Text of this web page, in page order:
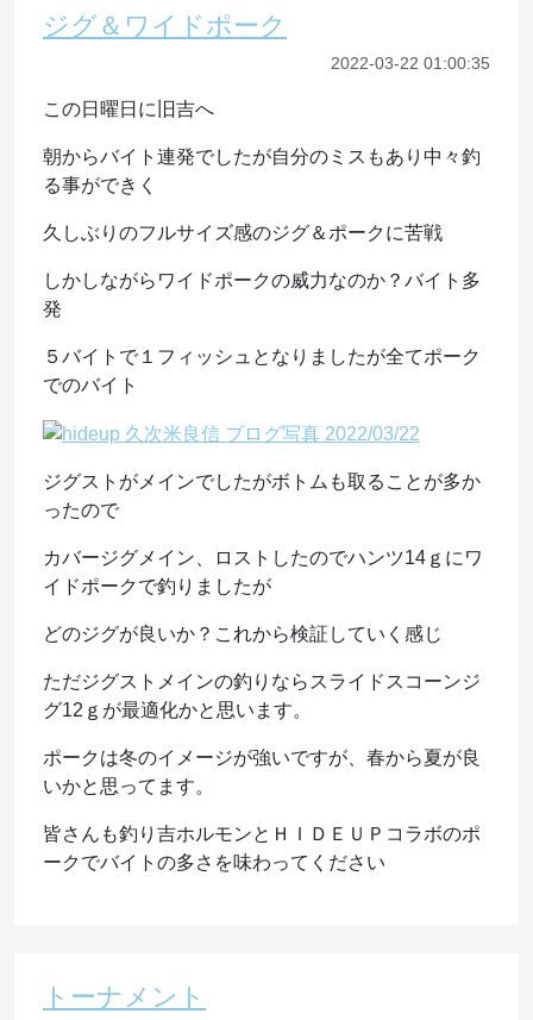
ジグ＆ワイドポーク
2022-03-22 01:00:35
この日曜日に旧吉へ
朝からバイト連発でしたが自分のミスもあり中々釣
る事ができく
久しぶりのフルサイズ感のジグ＆ポークに苦戦
しかしながらワイドポークの威力なのか？バイト多
発
５バイトで１フィッシュとなりましたが全てポーク
でのバイト
ジグストがメインでしたがボトムも取ることが多か
ったので
カバージグメイン、ロストしたのでハンツ14ｇにワ
イドポークで釣りましたが
どのジグが良いか？これから検証していく感じ
ただジグストメインの釣りならスライドスコーンジ
グ12ｇが最適化かと思います。
ポークは冬のイメージが強いですが、春から夏が良
いかと思ってます。
皆さんも釣り吉ホルモンとＨＩＤＥＵＰコラボのポ
ークでバイトの多さを味わってください
トーナメント